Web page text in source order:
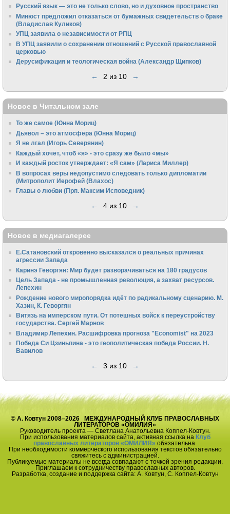
Русский язык — это не только слово, но и духовное пространство
Минюст предложил отказаться от бумажных свидетельств о браке
(Владислав Куликов)
УПЦ заявила о независимости от РПЦ
В УПЦ заявили о сохранении отношений с Русской православной
церковью
Дерусификация и теологическая война (Александр Щипков)
← 2 из 10 →
Новое в Читальном зале
То же самое (Юнна Мориц)
Дьявол – это атмосфера (Юнна Мориц)
Я не лгал (Игорь Северянин)
Каждый хочет, чтоб «я» - это сразу же было «мы»
И каждый росток утверждает: «Я сам» (Лариса Миллер)
В вопросах веры недопустимо следовать только дипломатии
(Митрополит Иерофей (Влахос)
Главы о любви (Прп. Максим Исповедник)
← 4 из 10 →
Новое в медиагалерее
Е.Сатановский откровенно высказался о реальных причинах
агрессии Запада
Каринэ Геворгян: Мир будет разворачиваться на 180 градусов
Цель Запада - не промышленная революция, а захват ресурсов.
Лепехин
Рождение нового миропорядка идёт по радикальному сценарию. М.
Хазин, К. Геворгян
Витязь на имперском пути. От потешных войск к переустройству
государства. Сергей Марнов
Владимир Лепехин. Расшифровка прогноза "Economist" на 2023
Победа Си Цзиньпина - это геополитическая победа России. Н.
Вавилов
← 3 из 10 →
© А. Ковтун 2008–2026 МЕЖДУНАРОДНЫЙ КЛУБ ПРАВОСЛАВНЫХ
ЛИТЕРАТОРОВ «ОМИЛИЯ»
Руководитель проекта — Светлана Анатольевна Коппел-Ковтун.
При использования материалов сайта, активная ссылка на Клуб
православных литераторов «ОМИЛИЯ» обязательна.
При необходимости коммерческого использования текстов обязательно
свяжитесь с администрацией.
Публикуемые материалы не всегда совпадают с точкой зрения редакции.
Приглашаем к сотрудничеству православных авторов.
Разработка, создание и поддержка сайта: А. Ковтун, С. Коппел-Ковтун